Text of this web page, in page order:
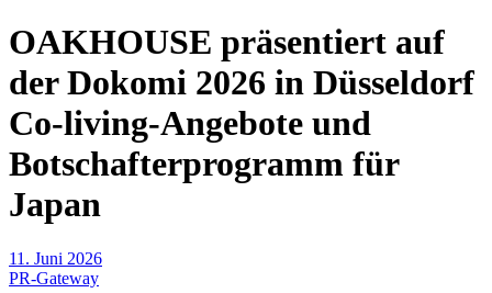
OAKHOUSE präsentiert auf
der Dokomi 2026 in Düsseldorf
Co-living-Angebote und
Botschafterprogramm für
Japan
11. Juni 2026
PR-Gateway